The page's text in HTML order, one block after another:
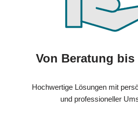
Von Beratung bis
Hochwertige Lösungen mit
und professioneller